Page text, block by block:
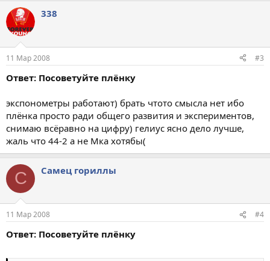
338
11 Мар 2008 #3
Ответ: Посоветуйте плёнку
экспонометры работают) брать чтото смысла нет ибо
плёнка просто ради общего развития и экспериментов,
снимаю всёравно на цифру) гелиус ясно дело лучше,
жаль что 44-2 а не Мка хотябы(
С Самец гориллы
11 Мар 2008 #4
Ответ: Посоветуйте плёнку